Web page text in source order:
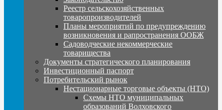
Реестр сельскохозяйственных
товаропроизводителей
Планы мероприятий по предупреждению
возникновения и рапространения ООБЖ
Садоводческие некоммерческие
товарищества
Документы стратегического планирования
Инвестиционный паспорт
Потребительский рынок
Нестационарные торговые объекты (НТО)
Схемы НТО муниципальных
образований Волховского